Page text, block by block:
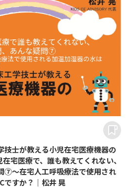
技士が教える小児在宅医療機器の
宅医療で、誰も教えてくれない、
⑦～在宅人工呼吸療法で使用され
すか？｜松井 晃